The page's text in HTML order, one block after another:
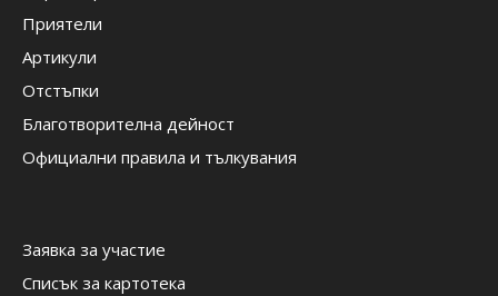
Приятели
Артикули
Отстъпки
Благотворителна дейност
Официални правила и тълкувания
Заявка за участие
Списък за картотека